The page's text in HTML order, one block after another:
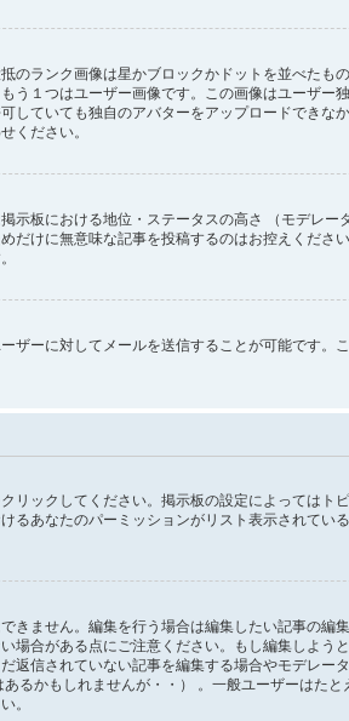
のランク画像は星かブロックかドットを並べたも
う１つはユーザー画像です。この画像はユーザー
していても独自のアバターをアップロードできな
ください。
板における地位・ステータスの高さ （モデレー
だけに無意味な記事を投稿するのはお控えくださ
ザーに対してメールを送信することが可能です。
リックしてください。掲示板の設定によってはト
あなたのパーミッションがリスト表示されている
きません。編集を行う場合は編集したい記事の編
場合がある点にご注意ください。もし編集しよう
返信されていない記事を編集する場合やモデレー
るかもしれませんが・・） 。一般ユーザーはたと
。